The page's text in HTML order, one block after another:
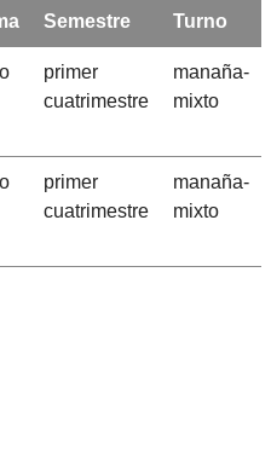
Semestre Turno
primer
cuatrimestre
manaña-
mixto
primer
cuatrimestre
manaña-
mixto